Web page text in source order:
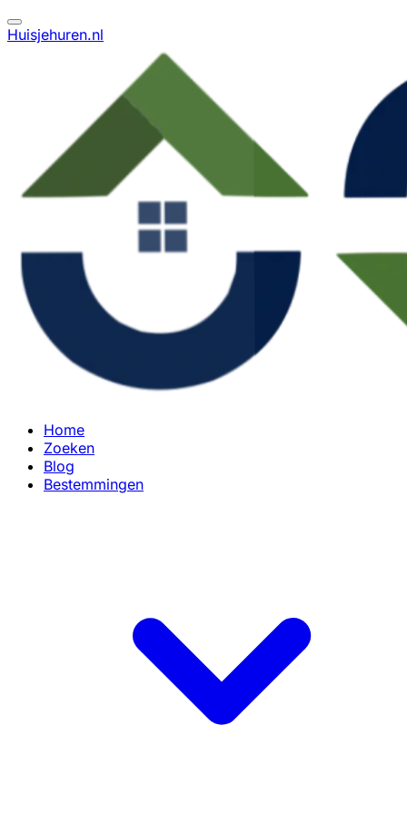
Huisjehuren.nl
Home
Zoeken
Blog
Bestemmingen